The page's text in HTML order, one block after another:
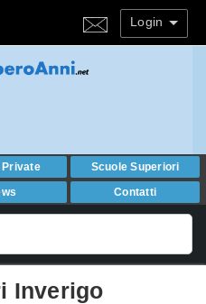
Login
Private
Scuole Superiori
Contatti
Inverigo